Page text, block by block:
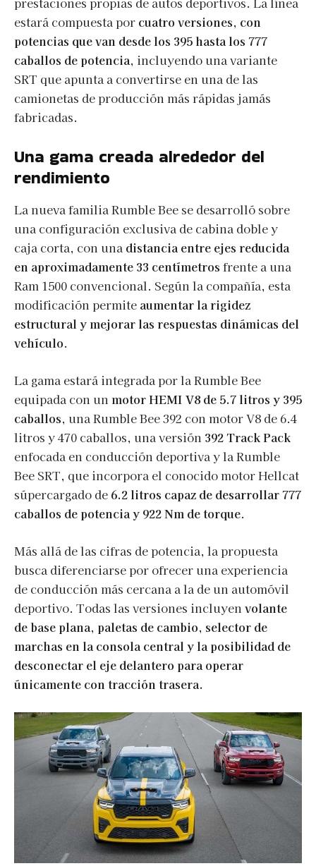
estará compuesta por cuatro versiones, con
potencias que van desde los 395 hasta los 777
caballos de potencia, incluyendo una variante
SRT que apunta a convertirse en una de las
camionetas de producción más rápidas jamás
fabricadas.
Una gama creada alrededor del
rendimiento
La nueva familia Rumble Bee se desarrolló sobre
una configuración exclusiva de cabina doble y
caja corta, con una distancia entre ejes reducida
en aproximadamente 33 centímetros frente a una
Ram 1500 convencional. Según la compañía, esta
modificación permite aumentar la rigidez
estructural y mejorar las respuestas dinámicas del
vehículo.
La gama estará integrada por la Rumble Bee
equipada con un motor HEMI V8 de 5.7 litros y 395
caballos, una Rumble Bee 392 con motor V8 de 6.4
litros y 470 caballos, una versión 392 Track Pack
enfocada en conducción deportiva y la Rumble
Bee SRT, que incorpora el conocido motor Hellcat
súpercargado de 6.2 litros capaz de desarrollar 777
caballos de potencia y 922 Nm de torque.
Más allá de las cifras de potencia, la propuesta
busca diferenciarse por ofrecer una experiencia
de conducción más cercana a la de un automóvil
deportivo. Todas las versiones incluyen volante
de base plana, paletas de cambio, selector de
marchas en la consola central y la posibilidad de
desconectar el eje delantero para operar
únicamente con tracción trasera.